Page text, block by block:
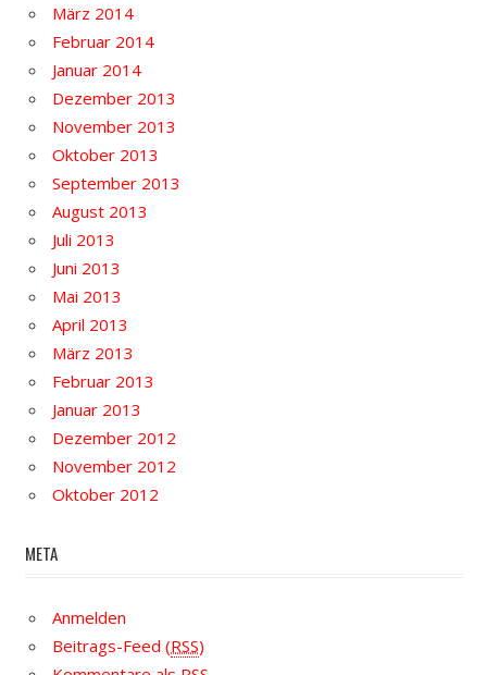
März 2014
Februar 2014
Januar 2014
Dezember 2013
November 2013
Oktober 2013
September 2013
August 2013
Juli 2013
Juni 2013
Mai 2013
April 2013
März 2013
Februar 2013
Januar 2013
Dezember 2012
November 2012
Oktober 2012
META
Anmelden
Beitrags-Feed (RSS)